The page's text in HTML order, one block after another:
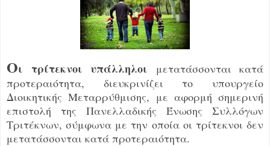
Οι τρίτεκνοι υπάλληλοι μετατάσσονται κατά
προτεραιότητα, διευκρινίζει το υπουργείο
Διοικητικής Μεταρρύθμισης, με αφορμή σημερινή
επιστολή της Πανελλαδικής Ένωσης Συλλόγων
Τριτέκνων, σύμφωνα με την οποία οι τρίτεκνοι δεν
μετατάσσονται κατά προτεραιότητα.